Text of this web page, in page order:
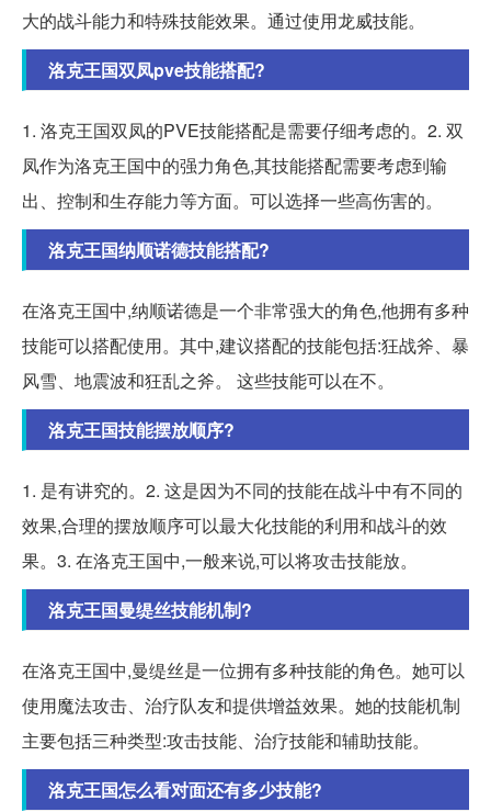
大的战斗能力和特殊技能效果。通过使用龙威技能。
洛克王国双凤pve技能搭配?
1. 洛克王国双凤的PVE技能搭配是需要仔细考虑的。2. 双
凤作为洛克王国中的强力角色,其技能搭配需要考虑到输
出、控制和生存能力等方面。可以选择一些高伤害的。
洛克王国纳顺诺德技能搭配?
在洛克王国中,纳顺诺德是一个非常强大的角色,他拥有多种
技能可以搭配使用。其中,建议搭配的技能包括:狂战斧、暴
风雪、地震波和狂乱之斧。 这些技能可以在不。
洛克王国技能摆放顺序?
1. 是有讲究的。2. 这是因为不同的技能在战斗中有不同的
效果,合理的摆放顺序可以最大化技能的利用和战斗的效
果。3. 在洛克王国中,一般来说,可以将攻击技能放。
洛克王国曼缇丝技能机制?
在洛克王国中,曼缇丝是一位拥有多种技能的角色。她可以
使用魔法攻击、治疗队友和提供增益效果。她的技能机制
主要包括三种类型:攻击技能、治疗技能和辅助技能。
洛克王国怎么看对面还有多少技能?